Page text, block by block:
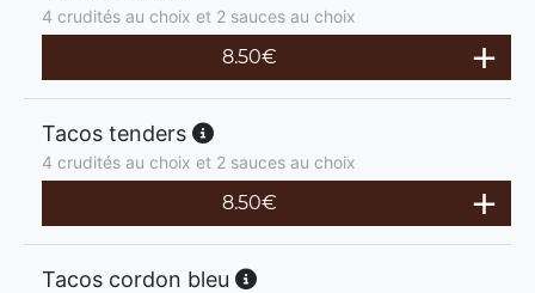
4 crudités au choix et 2 sauces au choix
8.50€
Tacos tenders
4 crudités au choix et 2 sauces au choix
8.50€
Tacos cordon bleu